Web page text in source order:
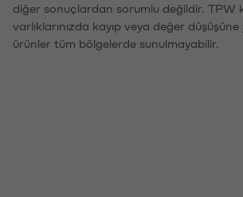
diğer sonuçlardan sorumlu değildir. TPW
varlıklarınızda kayıp veya değer
ürünler tüm bölgelerde sunulmayabilir.